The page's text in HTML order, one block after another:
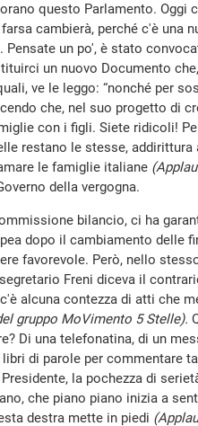
questo Parlamento. Oggi
cambierà, perché c'è una
un po', è stato
un nuovo Documento
ve le leggo: “nonché per
che, nel suo progetto di
con i figli. Siete ridicoli!
restano le stesse, addirittura
le famiglie italiane
della vergogna.
bilancio, ci ha
dopo il cambiamento delle
favorevole. Però, nello
Freni diceva il
alcuna contezza di atti che
gruppo MoVimento 5 Stelle).
Di una telefonatina, di un
di parole per commentare
la pochezza di
che piano piano inizia a
destra mette in piedi